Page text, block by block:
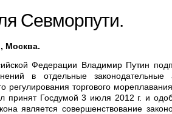
Севморпути.
Москва.
Федерации Владимир Путин
в отдельные
регулирования торгового
принят Госдумой 3 июля 2012 г. и
является совершенствование